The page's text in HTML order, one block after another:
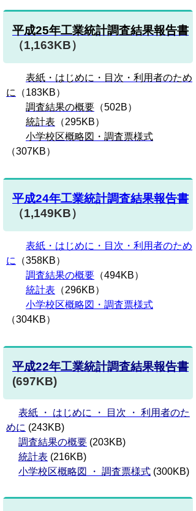
平成25年工業統計調査結果報告書
（1,163KB）
表紙・はじめに・目次・利用者のため
に
（183KB）
調査結果の概要 （502B）
統計表 （295KB）
小学校区概略図・調査票様式
（307KB）
平成24年工業統計調査結果報告書
（1,149KB）
表紙・はじめに・目次・利用者のため
に
（358KB）
調査結果の概要 （494KB）
統計表 （296KB）
小学校区概略図・調査票様式
（304KB）
平成22年工業統計調査結果報告書
(697KB)
表紙 ・ はじめに ・ 目次 ・ 利用者のた
めに (243KB)
調査結果の概要 (203KB)
統計表 (216KB)
小学校区概略図 ・ 調査票様式 (300KB)